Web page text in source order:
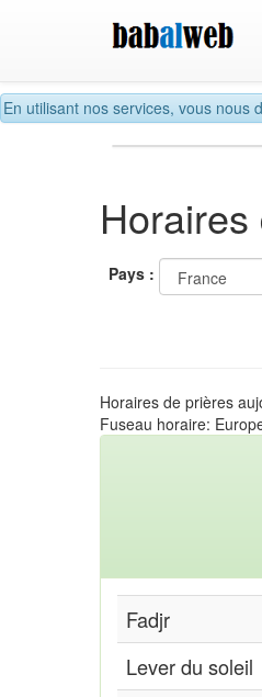
En utilisant nos services, vous nous
Pays :
Horaires de prières
Fuseau horaire:
Fadjr
Lever du soleil